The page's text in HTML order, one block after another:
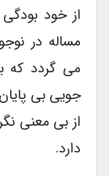
مساله در
می گردد که
جویی بی
از بی معنی
دارد.